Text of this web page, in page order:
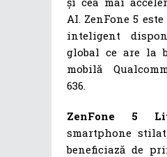
AI. ZenFone 5
inteligent
global ce are la
mobilă
636.
ZenFone 5
smartphone
beneficiază de